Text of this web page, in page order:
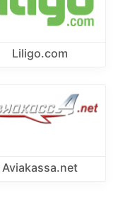
Liligo.com
Aviakassa.net